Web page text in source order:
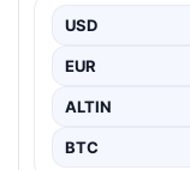
USD
EUR
ALTIN
BTC